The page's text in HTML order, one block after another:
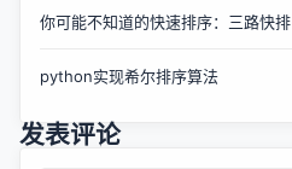
你可能不知道的快速排序：三路快排
python实现希尔排序算法
发表评论